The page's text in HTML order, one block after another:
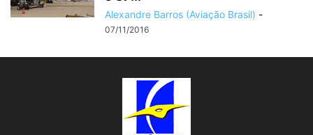
Alexandre Barros (Aviação Brasil) -
07/11/2016